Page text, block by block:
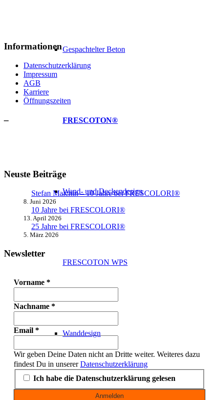
Gespachtelter Beton
FRESCOTON®
Wand- und Deckendesign
FRESCOTON WPS
Wanddesign
Informationen
Datenschutzerklärung
Impressum
AGB
Karriere
Öffnungszeiten
–
Neuste Beiträge
Stefan Malchin – 10 Jahre bei FRESCOLORI®
8. Juni 2026
10 Jahre bei FRESCOLORI®
13. April 2026
25 Jahre bei FRESCOLORI®
5. März 2026
Newsletter
Vorname *
Nachname *
Email *
Wir geben Deine Daten nicht an Dritte weiter. Weiteres dazu
findest Du in unsererDatenschutzerklärung
Ich habe die Datenschutzerklärung gelesen